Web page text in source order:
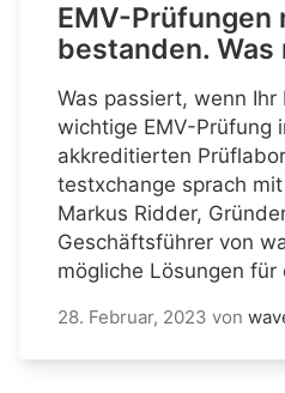
EMV-Prüfungen
bestanden. Was
Was passiert, wenn Ihr
wichtige EMV-Prüfung
akkreditierten
testxchange sprach
Markus Ridder,
Geschäftsführer von
mögliche Lösungen für
28. Februar, 2023 von